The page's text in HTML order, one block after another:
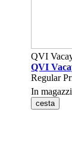
QVI
QVI
Regular
In
cesta